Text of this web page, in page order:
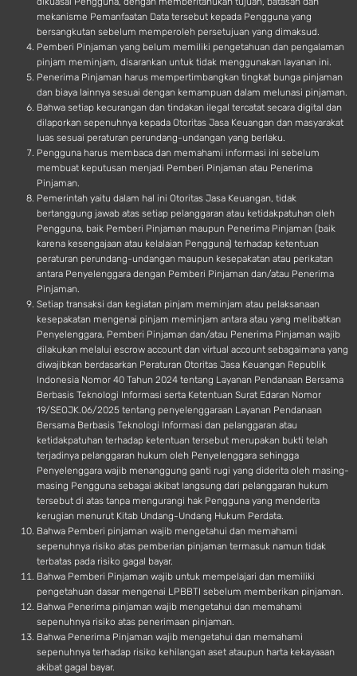
mekanisme Pemanfaatan Data tersebut kepada Pengguna yang
bersangkutan sebelum memperoleh persetujuan yang dimaksud.
Pemberi Pinjaman yang belum memiliki pengetahuan dan pengalaman
pinjam meminjam, disarankan untuk tidak menggunakan layanan ini.
Penerima Pinjaman harus mempertimbangkan tingkat bunga pinjaman
dan biaya lainnya sesuai dengan kemampuan dalam melunasi pinjaman.
Bahwa setiap kecurangan dan tindakan ilegal tercatat secara digital dan
dilaporkan sepenuhnya kepada Otoritas Jasa Keuangan dan masyarakat
luas sesuai peraturan perundang-undangan yang berlaku.
Pengguna harus membaca dan memahami informasi ini sebelum
membuat keputusan menjadi Pemberi Pinjaman atau Penerima
Pinjaman.
Pemerintah yaitu dalam hal ini Otoritas Jasa Keuangan, tidak
bertanggung jawab atas setiap pelanggaran atau ketidakpatuhan oleh
Pengguna, baik Pemberi Pinjaman maupun Penerima Pinjaman (baik
karena kesengajaan atau kelalaian Pengguna) terhadap ketentuan
peraturan perundang-undangan maupun kesepakatan atau perikatan
antara Penyelenggara dengan Pemberi Pinjaman dan/atau Penerima
Pinjaman.
Setiap transaksi dan kegiatan pinjam meminjam atau pelaksanaan
kesepakatan mengenai pinjam meminjam antara atau yang melibatkan
Penyelenggara, Pemberi Pinjaman dan/atau Penerima Pinjaman wajib
dilakukan melalui escrow account dan virtual account sebagaimana yang
diwajibkan berdasarkan Peraturan Otoritas Jasa Keuangan Republik
Indonesia Nomor 40 Tahun 2024 tentang Layanan Pendanaan Bersama
Berbasis Teknologi Informasi serta Ketentuan Surat Edaran Nomor
19/SEOJK.06/2025 tentang penyelenggaraan Layanan Pendanaan
Bersama Berbasis Teknologi Informasi dan pelanggaran atau
ketidakpatuhan terhadap ketentuan tersebut merupakan bukti telah
terjadinya pelanggaran hukum oleh Penyelenggara sehingga
Penyelenggara wajib menanggung ganti rugi yang diderita oleh masing-
masing Pengguna sebagai akibat langsung dari pelanggaran hukum
tersebut di atas tanpa mengurangi hak Pengguna yang menderita
kerugian menurut Kitab Undang-Undang Hukum Perdata.
Bahwa Pemberi pinjaman wajib mengetahui dan memahami
sepenuhnya risiko atas pemberian pinjaman termasuk namun tidak
terbatas pada risiko gagal bayar.
Bahwa Pemberi Pinjaman wajib untuk mempelajari dan memiliki
pengetahuan dasar mengenai LPBBTI sebelum memberikan pinjaman.
Bahwa Penerima pinjaman wajib mengetahui dan memahami
sepenuhnya risiko atas penerimaan pinjaman.
Bahwa Penerima Pinjaman wajib mengetahui dan memahami
sepenuhnya terhadap risiko kehilangan aset ataupun harta kekayaaan
akibat gagal bayar.